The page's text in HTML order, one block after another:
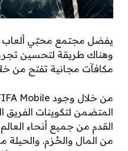
وهناك طريقة لتحسين
مكافآت مجانية تفتح من
المتضمن لتكوينات الفريق
القدم من جميع أنحاء
من المال والحُزم.